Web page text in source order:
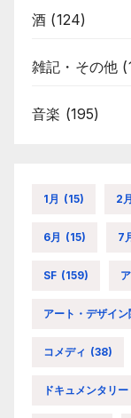
酒 (124)
雑記・その他
音楽 (195)
1月 (15) 2月
6月 (15) 7
SF (159)
アート・デザイン
コメディ (38)
ドキュメンタリー